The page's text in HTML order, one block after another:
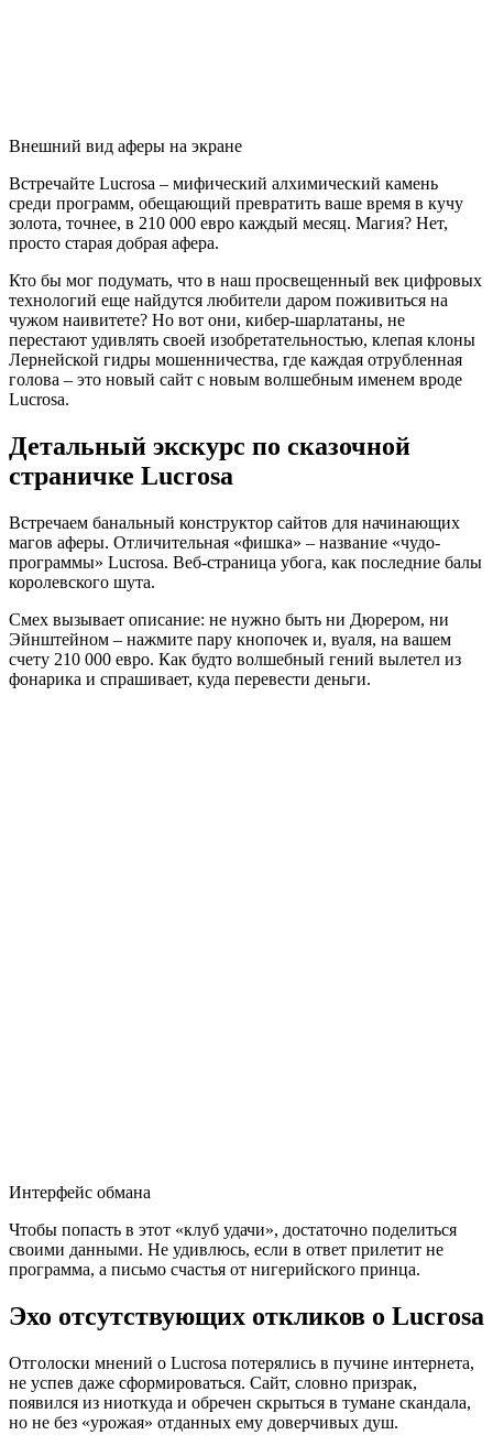
Внешний вид аферы на экране
Встречайте Lucrosa – мифический алхимический камень
среди программ, обещающий превратить ваше время в кучу
золота, точнее, в 210 000 евро каждый месяц. Магия? Нет,
просто старая добрая афера.
Кто бы мог подумать, что в наш просвещенный век цифровых
технологий еще найдутся любители даром поживиться на
чужом наивитете? Но вот они, кибер-шарлатаны, не
перестают удивлять своей изобретательностью, клепая клоны
Лернейской гидры мошенничества, где каждая отрубленная
голова – это новый сайт с новым волшебным именем вроде
Lucrosa.
Детальный экскурс по сказочной
страничке Lucrosa
Встречаем банальный конструктор сайтов для начинающих
магов аферы. Отличительная «фишка» – название «чудо-
программы» Lucrosa. Веб-страница убога, как последние балы
королевского шута.
Смех вызывает описание: не нужно быть ни Дюрером, ни
Эйнштейном – нажмите пару кнопочек и, вуаля, на вашем
счету 210 000 евро. Как будто волшебный гений вылетел из
фонарика и спрашивает, куда перевести деньги.
Интерфейс обмана
Чтобы попасть в этот «клуб удачи», достаточно поделиться
своими данными. Не удивлюсь, если в ответ прилетит не
программа, а письмо счастья от нигерийского принца.
Эхо отсутствующих откликов о Lucrosa
Отголоски мнений о Lucrosa потерялись в пучине интернета,
не успев даже сформироваться. Сайт, словно призрак,
появился из ниоткуда и обречен скрыться в тумане скандала,
но не без «урожая» отданных ему доверчивых душ.